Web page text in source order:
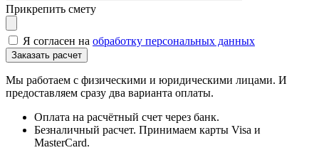
Прикрепить смету
Я согласен на обработку персональных данных
Мы работаем с физическими и юридическими лицами. И
предоставляем сразу два варианта оплаты.
Оплата на расчётный счет через банк.
Безналичный расчет. Принимаем карты Visa и
MasterCard.